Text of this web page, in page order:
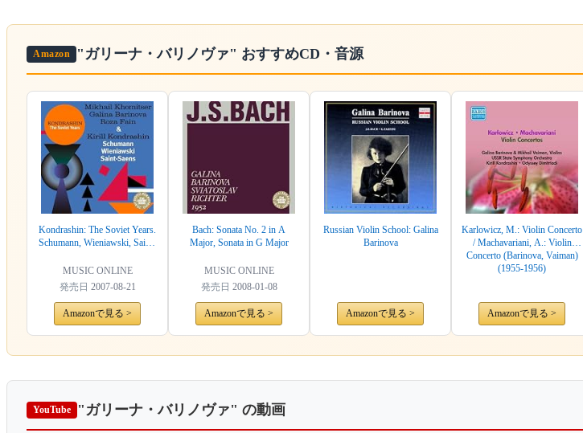
Amazon "ガリーナ・バリノヴァ" おすすめCD・音源
Kondrashin: The Soviet Years.
Schumann, Wieniawski, Saint-
MUSIC ONLINE
発売日 2007-08-21
Amazonで見る >
Bach: Sonata No. 2 in A
Major, Sonata in G Major
MUSIC ONLINE
発売日 2008-01-08
Amazonで見る >
Russian Violin School: Galina
Barinova
Amazonで見る >
Karlowicz, M.: Violin Concerto
/ Machavariani, A.: Violin
Concerto (Barinova, Vaiman)
(1955-1956)
Amazonで見る >
YouTube "ガリーナ・バリノヴァ" の動画